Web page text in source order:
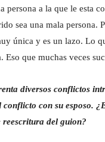
persona a la que le esta
sea una mala persona.
única y es un lazo. Lo
Eso que muchas veces
diversos conflictos
conflicto con su esposo.
reescritura del guion?